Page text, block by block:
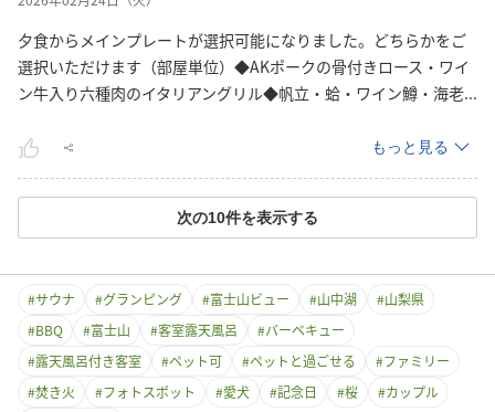
夕食からメインプレートが選択可能になりました。どちらかをご
選択いただけます（部屋単位）◆AKポークの骨付きロース・ワイ
ン牛入り六種肉のイタリアングリル◆帆立・蛤・ワイン鱒・海老...
もっと見る
次の10件を表示する
#サウナ #グランピング #富士山ビュー #山中湖 #山梨県
#BBQ #富士山 #客室露天風呂 #バーベキュー
#露天風呂付き客室 #ペット可 #ペットと過ごせる #ファミリー
#焚き火 #フォトスポット #愛犬 #記念日 #桜 #カップル